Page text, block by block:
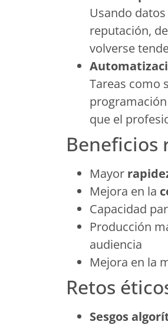
Usando
reputación,
volverse
Tareas como
que el
Beneficios
Mayor
Mejora en la
Capacidad
Producción
audiencia
Mejora en la
Retos
Sesgos